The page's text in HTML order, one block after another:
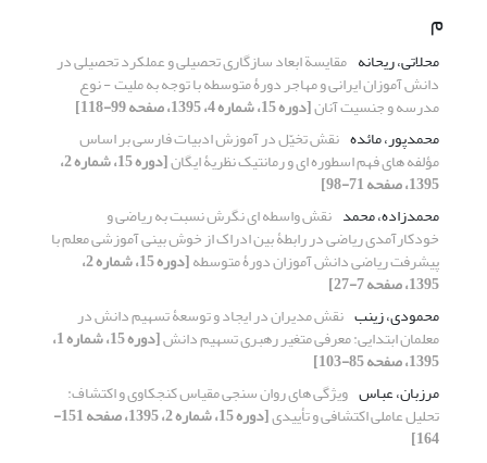
م
محلاتی، ریحانه مقایسة ابعاد سازگاری تحصیلی و عملکرد تحصیلی در
دانش آموزان ایرانی و مهاجر دورۀ متوسطه با توجه به ملیت - نوع
مدرسه و جنسیت آنان[دوره 15، شماره 4، 1395، صفحه 99-118]
محمدپور، مائده نقش تخیّل در آموزش ادبیات فارسی بر اساس
مؤلفه های فهم اسطوره ای و رمانتیک نظریۀ ایگان [دوره 15، شماره 2،
1395، صفحه 71-98]
محمدزاده، محمد نقش واسطه ای نگرش نسبت به ریاضی و
خودکارآمدی ریاضی در رابطۀ بین ادراک از خوش بینی آموزشی معلم با
پیشرفت ریاضی دانش آموزان دورۀ متوسطه [دوره 15، شماره 2،
1395، صفحه 7-27]
محمودی، زینب نقش مدیران در ایجاد و توسعۀ تسهیم دانش در
معلمان ابتدایی: معرفی متغیر رهبری تسهیم دانش [دوره 15، شماره 1،
1395، صفحه 85-103]
مرزبان، عباس ویژگی های روان سنجی مقیاس کنجکاوی و اکتشاف:
تحلیل عاملی اکتشافی و تأییدی [دوره 15، شماره 2، 1395، صفحه 151-
164]